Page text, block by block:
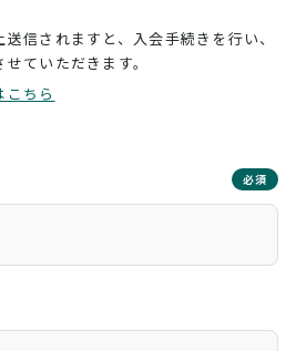
信されますと、入会手続きを行い、
ていただきます。
ちら
必須